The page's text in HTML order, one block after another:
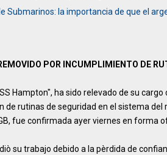
Submarinos: la importancia de que el
POR INCUMPLIMIENTO DE
Hampton", ha sido relevado de su
rutinas de seguridad en el sistema del
fue confirmada ayer viernes en forma
su trabajo debido a la pèrdida de